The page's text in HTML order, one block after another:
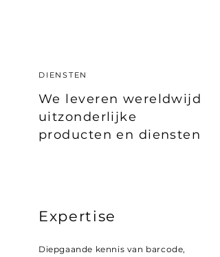
DIENSTEN
We leveren wereldwijd
uitzonderlijke
producten en diensten
Expertise
Diepgaande kennis van barcode,